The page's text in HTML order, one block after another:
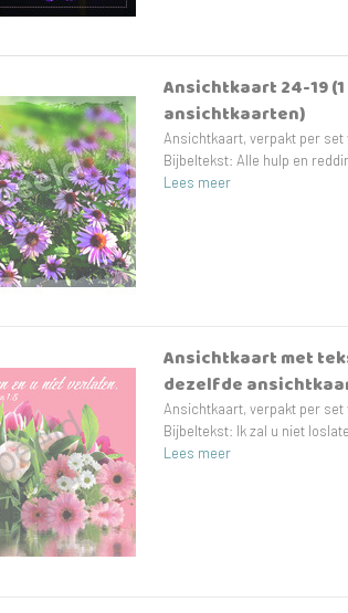
Ansichtkaart 24-19
ansichtkaarten)
Ansichtkaart, verpakt per set
Bijbeltekst: Alle hulp en
Lees meer
Ansichtkaart met
dezelfde
Ansichtkaart, verpakt per set
Bijbeltekst: Ik zal u niet
Lees meer